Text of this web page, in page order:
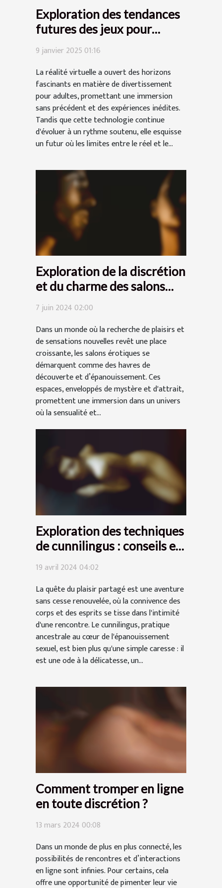
Exploration des tendances
futures des jeux pour
adultes en réalité virtuelle
9 janvier 2025 01:16
La réalité virtuelle a ouvert des horizons
fascinants en matière de divertissement
pour adultes, promettant une immersion
sans précédent et des expériences inédites.
Tandis que cette technologie continue
d'évoluer à un rythme soutenu, elle esquisse
un futur où les limites entre le réel et le...
Exploration de la discrétion
et du charme des salons
érotiques : Comment
garantir une expérience
sécurisée et agréable
7 juin 2024 02:00
Dans un monde où la recherche de plaisirs et
de sensations nouvelles revêt une place
croissante, les salons érotiques se
démarquent comme des havres de
découverte et d’épanouissement. Ces
espaces, enveloppés de mystère et d'attrait,
promettent une immersion dans un univers
où la sensualité et...
Exploration des techniques
de cunnilingus : conseils et
astuces pour un plaisir
19 avril 2024 04:02
La quête du plaisir partagé est une aventure
sans cesse renouvelée, où la connivence des
corps et des esprits se tisse dans l'intimité
d'une rencontre. Le cunnilingus, pratique
ancestrale au cœur de l'épanouissement
sexuel, est bien plus qu'une simple caresse : il
est une ode à la délicatesse, un...
Comment tromper en ligne
en toute discrétion ?
13 mars 2024 00:08
Dans un monde de plus en plus connecté, les
possibilités de rencontres et d’interactions
en ligne sont infinies. Pour certains, cela
offre une opportunité de pimenter leur vie